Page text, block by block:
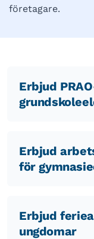
företagare.
Erbjud
Erbjud
för
Erbjud
ungdomar